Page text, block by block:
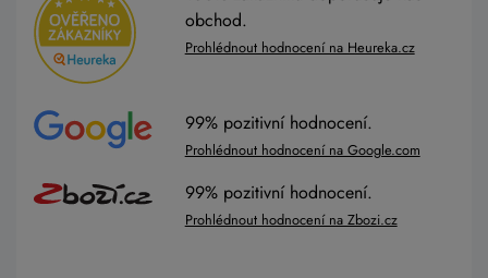
obchod.
Prohlédnout hodnocení na Heureka.cz
99% pozitivní hodnocení.
Prohlédnout hodnocení na Google.com
99% pozitivní hodnocení.
Prohlédnout hodnocení na Zbozi.cz